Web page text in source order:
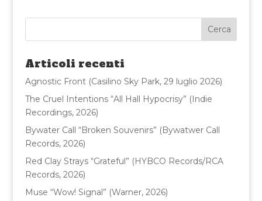
e
b
o
o
k
te
r
l
di
vi
di
Articoli recenti
Agnostic Front (Casilino Sky Park, 29 luglio 2026)
The Cruel Intentions “All Hall Hypocrisy” (Indie
Recordings, 2026)
Bywater Call “Broken Souvenirs” (Bywatwer Call
Records, 2026)
Red Clay Strays “Grateful” (HYBCO Records/RCA
Records, 2026)
Muse “Wow! Signal” (Warner, 2026)